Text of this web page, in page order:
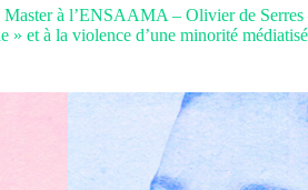
Master à l’ENSAAMA – Olivier de Serres
» et à la violence d’une minorité